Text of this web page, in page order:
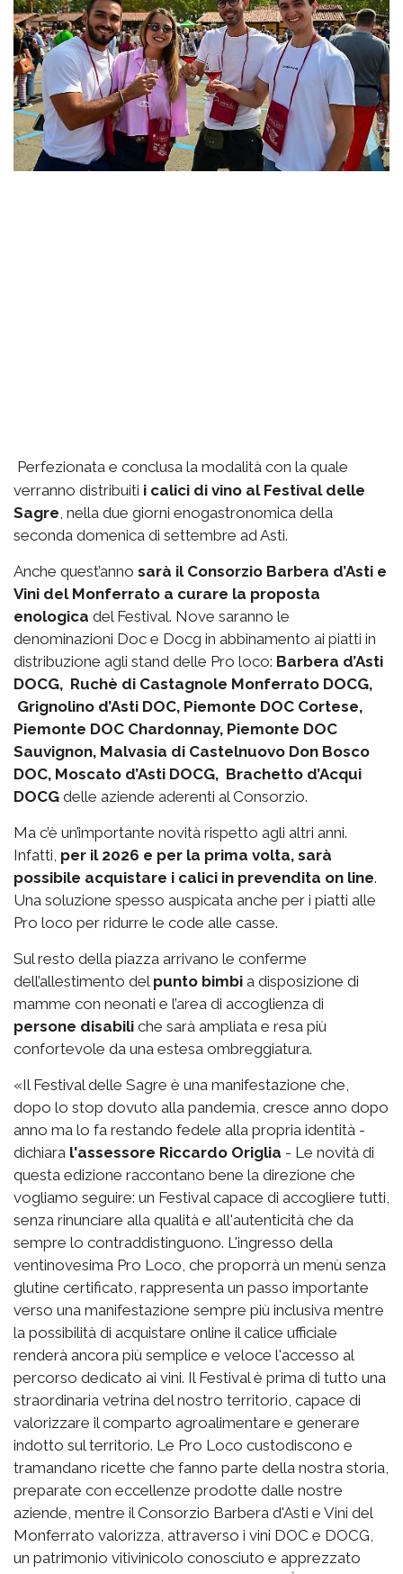
Perfezionata e conclusa la modalità con la quale
verranno distribuiti i calici di vino al Festival delle
Sagre, nella due giorni enogastronomica della
seconda domenica di settembre ad Asti.
Anche quest’anno sarà il Consorzio Barbera d’Asti e
Vini del Monferrato a curare la proposta
enologica del Festival. Nove saranno le
denominazioni Doc e Docg in abbinamento ai piatti in
distribuzione agli stand delle Pro loco: Barbera d’Asti
DOCG, Ruchè di Castagnole Monferrato DOCG,
Grignolino d’Asti DOC, Piemonte DOC Cortese,
Piemonte DOC Chardonnay, Piemonte DOC
Sauvignon, Malvasia di Castelnuovo Don Bosco
DOC, Moscato d’Asti DOCG, Brachetto d’Acqui
DOCG delle aziende aderenti al Consorzio.
Ma c’è un’importante novità rispetto agli altri anni.
Infatti, per il 2026 e per la prima volta, sarà
possibile acquistare i calici in prevendita on line.
Una soluzione spesso auspicata anche per i piatti alle
Pro loco per ridurre le code alle casse.
Sul resto della piazza arrivano le conferme
dell’allestimento del punto bimbi a disposizione di
mamme con neonati e l’area di accoglienza di
persone disabili che sarà ampliata e resa più
confortevole da una estesa ombreggiatura.
«Il Festival delle Sagre è una manifestazione che,
dopo lo stop dovuto alla pandemia, cresce anno dopo
anno ma lo fa restando fedele alla propria identità -
dichiara l'assessore Riccardo Origlia - Le novità di
questa edizione raccontano bene la direzione che
vogliamo seguire: un Festival capace di accogliere tutti,
senza rinunciare alla qualità e all'autenticità che da
sempre lo contraddistinguono. L'ingresso della
ventinovesima Pro Loco, che proporrà un menù senza
glutine certificato, rappresenta un passo importante
verso una manifestazione sempre più inclusiva mentre
la possibilità di acquistare online il calice ufficiale
renderà ancora più semplice e veloce l'accesso al
percorso dedicato ai vini. Il Festival è prima di tutto una
straordinaria vetrina del nostro territorio, capace di
valorizzare il comparto agroalimentare e generare
indotto sul territorio. Le Pro Loco custodiscono e
tramandano ricette che fanno parte della nostra storia,
preparate con eccellenze prodotte dalle nostre
aziende, mentre il Consorzio Barbera d'Asti e Vini del
Monferrato valorizza, attraverso i vini DOC e DOCG,
un patrimonio vitivinicolo conosciuto e apprezzato